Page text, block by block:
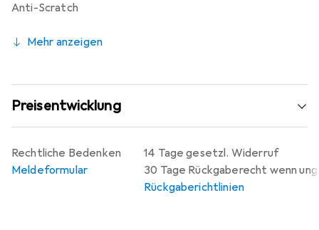
Anti-Scratch
Mehr anzeigen
Preisentwicklung
14 Tage gesetzl. Widerruf
30 Tage Rückgaberecht wenn
Rückgaberichtlinien
Rechtliche Bedenken
Meldeformular